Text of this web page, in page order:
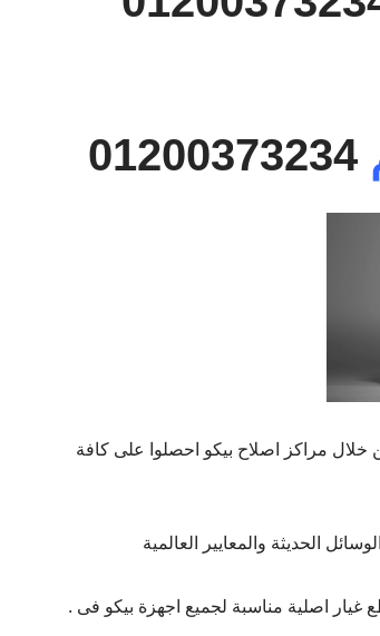
01200373234
خلال مراكز اصلاح بيكو احصلوا على كافة
الحديثة والمعايير العالمية
اصلية مناسبة لجميع اجهزة بيكو فى .